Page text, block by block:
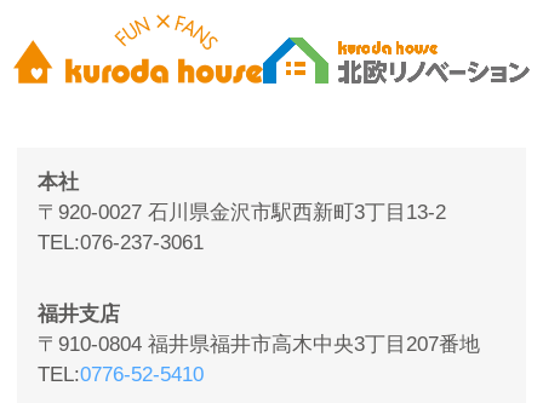
本社
〒920-0027 石川県金沢市駅西新町3丁目13-2
TEL 076-237-3061
福井支店
〒910-0804 福井県福井市高木中央3丁目207番地
TEL 0776-52-5410